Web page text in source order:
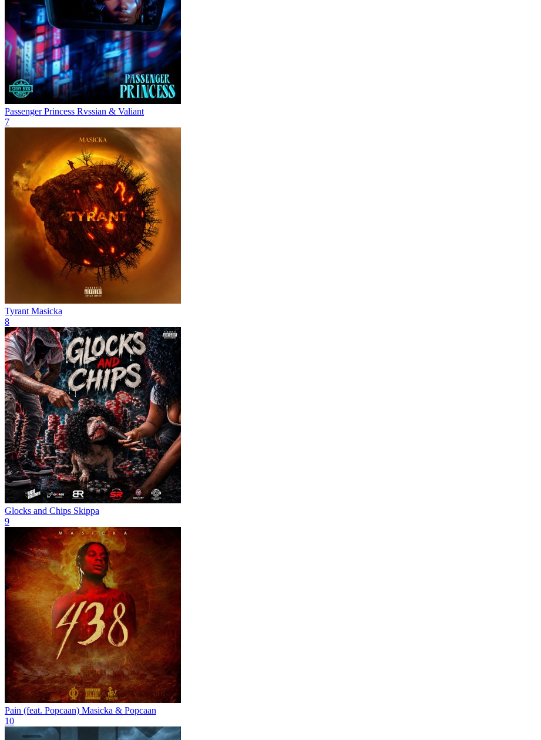
Passenger Princess Rvssian & Valiant
7
Tyrant Masicka
8
Glocks and Chips Skippa
9
Pain (feat. Popcaan) Masicka & Popcaan
10